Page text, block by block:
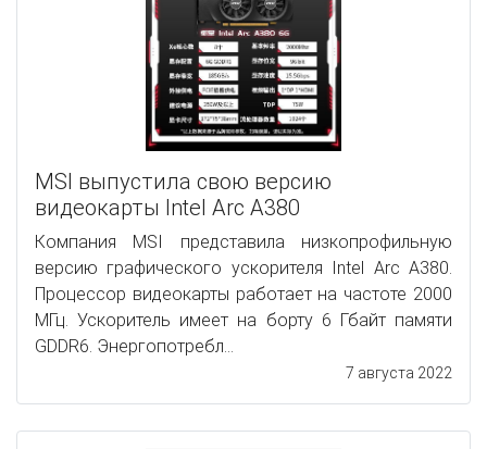
MSI выпустила свою версию
видеокарты Intel Arc A380
Компания MSI представила низкопрофильную
версию графического ускорителя Intel Arc A380.
Процессор видеокарты работает на частоте 2000
МГц. Ускоритель имеет на борту 6 Гбайт памяти
GDDR6. Энергопотребл...
7 августа 2022